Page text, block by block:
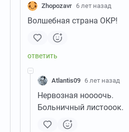
Zhopozavr 6 лет назад
Волшебная страна ОКР!
Atlantis09 6 лет назад
Нервозная ноооочь.
Больничный листооок.